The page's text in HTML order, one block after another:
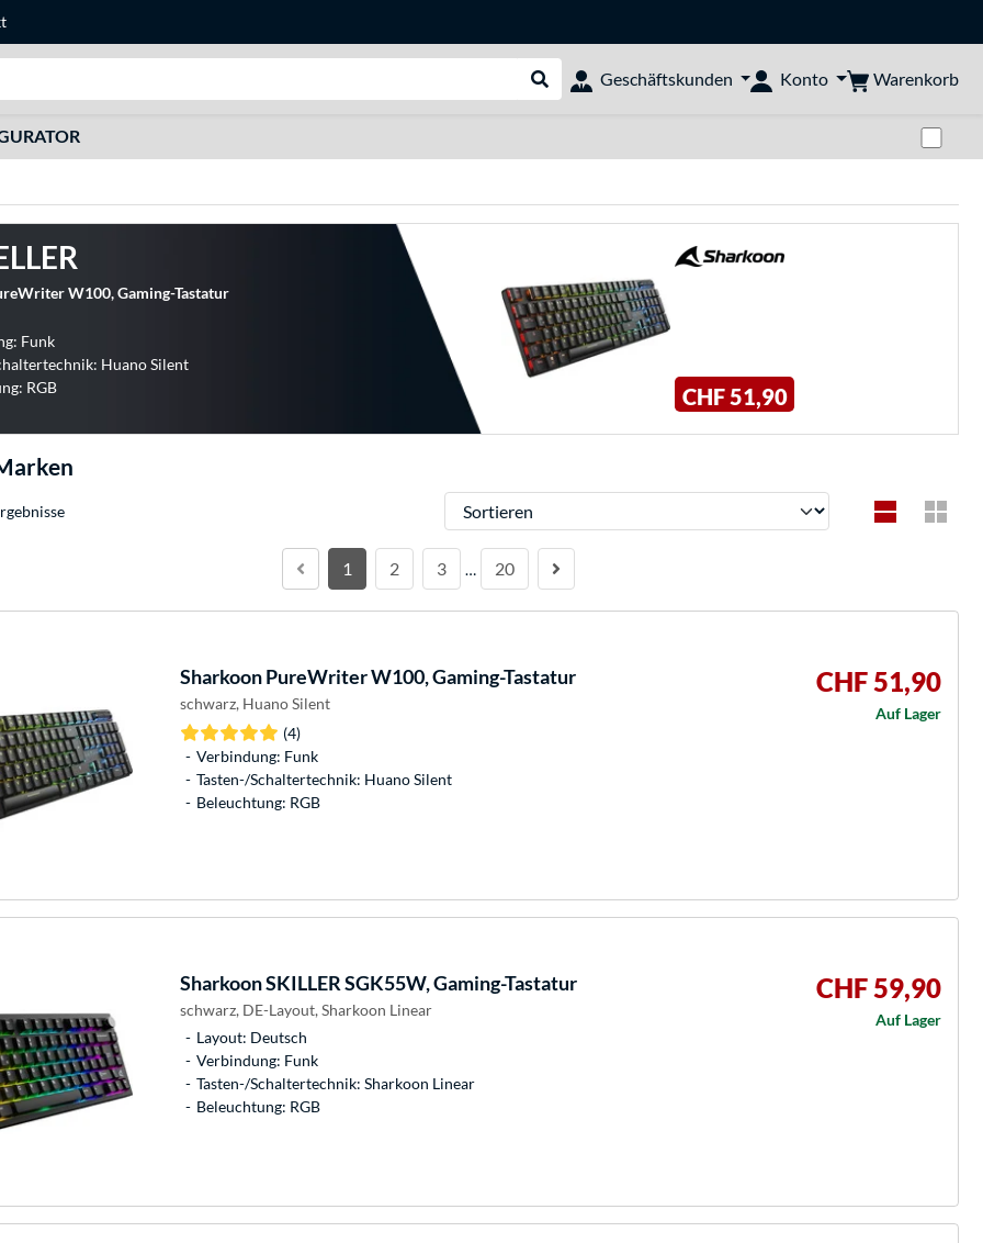
Suche durchführen
Geschäftskunden Konto Warenkorb
W100, Gaming-Tastatur
Funk
Huano Silent
RGB
CHF 51,90
Sortieren
1 2 3 … 20
SharkoonPureWriter W100, Gaming-Tastatur
schwarz, Huano Silent
(4)
Verbindung: Funk
Tasten-/Schaltertechnik: Huano Silent
Beleuchtung: RGB
CHF 51,90
Auf Lager
SharkoonSKILLER SGK55W, Gaming-Tastatur
schwarz, DE-Layout, Sharkoon Linear
Layout: Deutsch
Verbindung: Funk
Tasten-/Schaltertechnik: Sharkoon Linear
Beleuchtung: RGB
CHF 59,90
Auf Lager